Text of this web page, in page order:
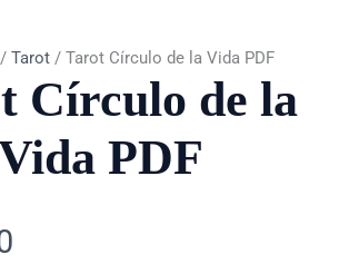
/ Tarot / Tarot Círculo de la Vida PDF
Círculo de la
PDF